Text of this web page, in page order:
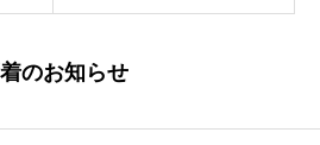
のお知らせ